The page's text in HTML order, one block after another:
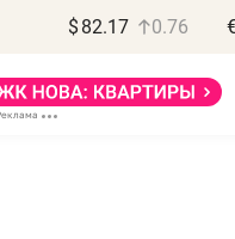
$ 82.17 0.76